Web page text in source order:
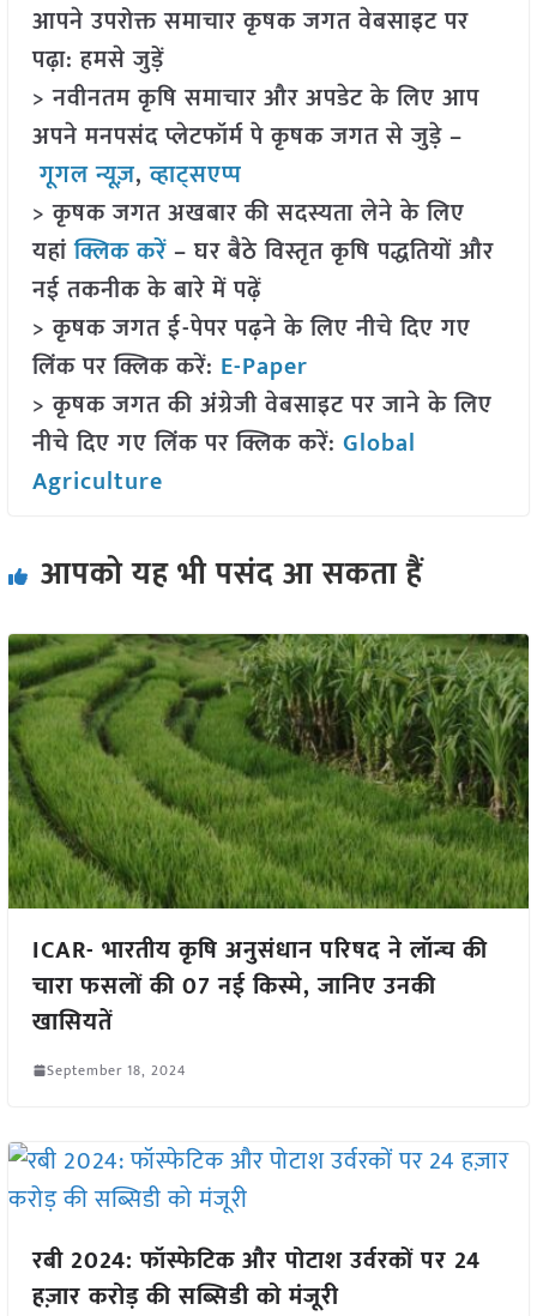
आपने उपरोक्त समाचार कृषक जगत वेबसाइट पर
पढ़ा: हमसे जुड़ें
> नवीनतम कृषि समाचार और अपडेट के लिए आप
अपने मनपसंद प्लेटफॉर्म पे कृषक जगत से जुड़े –
गूगल न्यूज़,व्हाट्सएप्प
> कृषक जगत अखबार की सदस्यता लेने के लिए
यहांक्लिक करें– घर बैठे विस्तृत कृषि पद्धतियों और
नई तकनीक के बारे में पढ़ें
> कृषक जगत ई-पेपर पढ़ने के लिए नीचे दिए गए
लिंक पर क्लिक करें: E-Paper
> कृषक जगत की अंग्रेजी वेबसाइट पर जाने के लिए
नीचे दिए गए लिंक पर क्लिक करें: Global
Agriculture
आपको यह भी पसंद आ सकता हैं
ICAR- भारतीय कृषि अनुसंधान परिषद ने लॉन्च की
चारा फसलों की 07 नई किस्मे, जानिए उनकी
खासियतें
September 18, 2024
रबी 2024: फॉस्फेटिक और पोटाश उर्वरकों पर 24
हज़ार करोड़ की सब्सिडी को मंजूरी